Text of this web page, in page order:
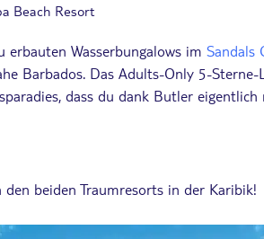
Beach Resort
erbauten Wasserbungalows im Sandals
Barbados. Das Adults-Only 5-
dass du dank Butler eigentlich
beiden Traumresorts in der Karibik!